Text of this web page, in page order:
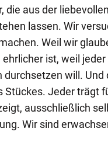
die aus der
lassen. Wir
Weil wir
ist, weil
durchsetzen will. Und
Stückes. Jeder trägt
ausschließlich
Wir sind